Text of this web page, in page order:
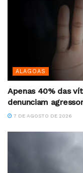
ALAGOAS
Apenas 40% das
denunciam
7 DE AGOSTO DE 2026